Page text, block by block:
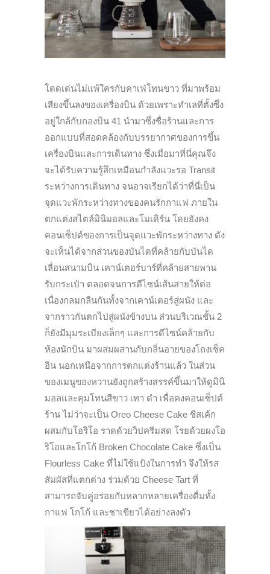
โดดเด่นไม่แพ้ใครกับคาเฟ่โทนขาว ที่มาพร้อม
เสียงขึ้นลงของเครื่องบิน ด้วยเพราะทำเลที่ตั้งซึ่ง
อยู่ใกล้กับกองบิน 41 นำมาซึ่งชื่อร้านและการ
ออกแบบที่สอดคล้องกับบรรยากาศของการขึ้น
เครื่องบินและการเดินทาง ซึ่งเมื่อมาที่นี่คุณจึง
จะได้รับความรู้สึกเหมือนกำลังแวะรอ Transit
ระหว่างการเดินทาง จนอาจเรียกได้ว่าที่นี่เป็น
จุดแวะพักระหว่างทางของคนรักกาแฟ ภายใน
ตกแต่งสไตล์มินิมอลและโมเดิร์น โดยยังคง
คอนเซ็ปต์ของการเป็นจุดแวะพักระหว่างทาง ดัง
จะเห็นได้จากส่วนของบันไดที่คล้ายกับบันได
เลื่อนสนามบิน เคาน์เตอร์บาร์ที่คล้ายสายพาน
รับกระเป๋า ตลอดจนการดีไซน์เส้นสายให้ต่อ
เนื่องกลมกลืนกันทั้งจากเคาน์เตอร์สู่ผนัง และ
จากราวกันตกไปสู่ผนังข้างบน ส่วนบริเวณชั้น 2
ก็ยังมีมุมระเบียงเล็กๆ และการดีไซน์คล้ายกับ
ห้องนักบิน มาผสมผสานกับกลิ่นอายของโถงเช็ค
อิน นอกเหนือจากการตกแต่งร้านแล้ว ในส่วน
ของเมนูของหวานยังถูกสร้างสรรค์ขึ้นมาให้ดูมินิ
มอลและคุมโทนสีขาว เทา ดำ เพื่อคงคอนเซ็ปต์
ร้าน ไม่ว่าจะเป็น Oreo Cheese Cake ชีสเค้ก
ผสมกับโอริโอ ราดด้วยวิปครีมสด โรยด้วยผงโอ
ริโอและโกโก้ Broken Chocolate Cake ซึ่งเป็น
Flourless Cake ที่ไม่ใช้แป้งในการทำ จึงให้รส
สัมผัสที่แตกต่าง ร่วมด้วย Cheese Tart ที่
สามารถจับคู่อร่อยกับหลากหลายเครื่องดื่มทั้ง
กาแฟ โกโก้ และชาเขียวได้อย่างลงตัว